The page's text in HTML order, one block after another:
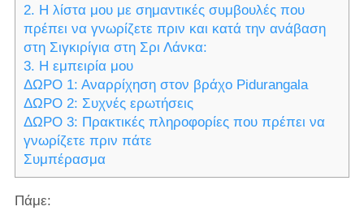
2. Η λίστα μου με σημαντικές συμβουλές που
πρέπει να γνωρίζετε πριν και κατά την ανάβαση
στη Σιγκιρίγια στη Σρι Λάνκα:
3. Η εμπειρία μου
ΔΩΡΟ 1: Αναρρίχηση στον βράχο Pidurangala
ΔΩΡΟ 2: Συχνές ερωτήσεις
ΔΩΡΟ 3: Πρακτικές πληροφορίες που πρέπει να
γνωρίζετε πριν πάτε
Συμπέρασμα
Πάμε: